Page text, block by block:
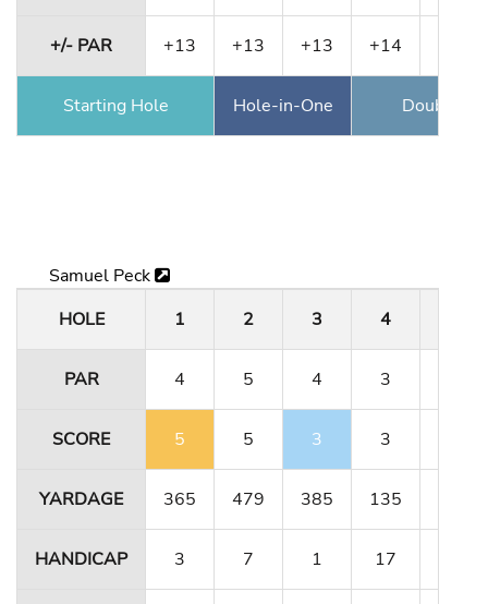
+/- PAR +13 +13 +13 +14
Starting Hole Hole-in-One Double
Samuel Peck
HOLE
1 2 3 4
PAR 4 5 4 3
SCORE 5 5 3 3
YARDAGE 365 479 385 135
HANDICAP 3 7 1 17